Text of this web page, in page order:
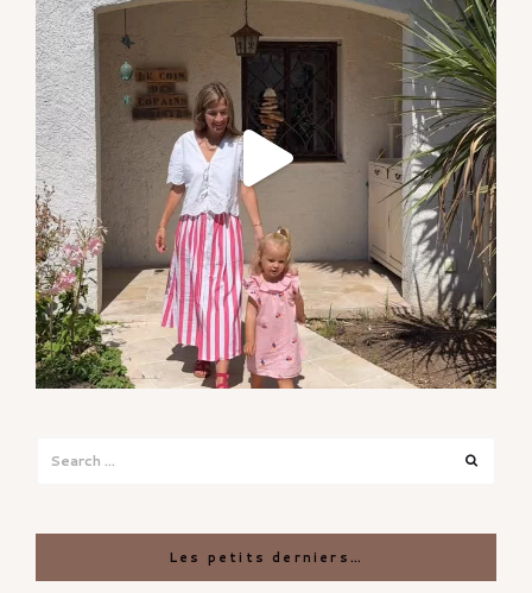
Les petits derniers…